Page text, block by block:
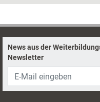
News aus der
Newsletter